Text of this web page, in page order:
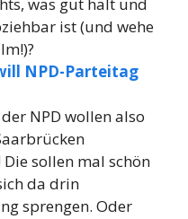
ist (und wehe
NPD-Parteitag
NPD wollen also
Die sollen mal schön
da drin
sprengen. Oder